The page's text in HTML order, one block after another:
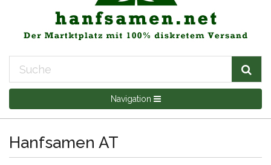
Navigation
Hanfsamen AT